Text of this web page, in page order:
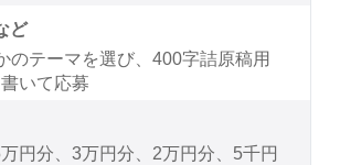
ど
のテーマを選び、400字詰原稿用
いて応募
円分、3万円分、2万円分、5千円